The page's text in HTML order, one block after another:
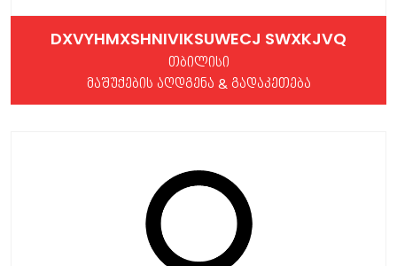
DXVYHMXSHNIVIKSUWECJ SWXKJVQ
თბილისი
მაშუქების აღდგენა & გადაკეთება